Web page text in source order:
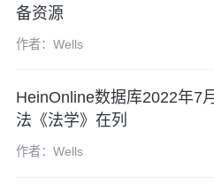
备资源
作者：Wells
HeinOnline数据库2022年7
法《法学》在列
作者：Wells